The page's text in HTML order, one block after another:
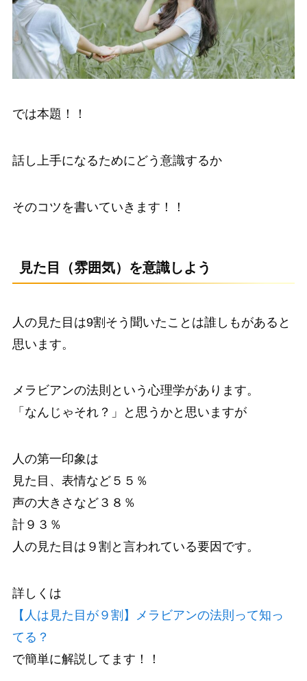
では本題！！
話し上手になるためにどう意識するか
そのコツを書いていきます！！
見た目（雰囲気）を意識しよう
人の見た目は9割 そう聞いたことは誰しもがあると
思います。
メラビアンの法則 という心理学があります。
「なんじゃそれ？」と思うかと思いますが
人の第一印象は
見た目、表情など５５％
声の大きさなど３８％
計９３％
人の見た目は９割と言われている要因です。
詳しくは
【人は見た目が９割】メラビアンの法則って知っ
てる？
で簡単に解説してます！！